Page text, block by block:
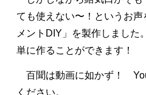
ても使えない〜！というお
メントDIY」を製作しました
単に作ることができます！
百聞は動画に如かず！
ください。